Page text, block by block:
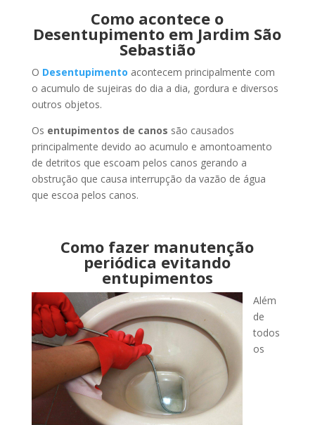
Como acontece o
Desentupimento em Jardim São
Sebastião
O Desentupimento acontecem principalmente com
o acumulo de sujeiras do dia a dia, gordura e diversos
outros objetos.
Os entupimentos de canos são causados
principalmente devido ao acumulo e amontoamento
de detritos que escoam pelos canos gerando a
obstrução que causa interrupção da vazão de água
que escoa pelos canos.
Como fazer manutenção
periódica evitando
entupimentos
Além
de
todos
os